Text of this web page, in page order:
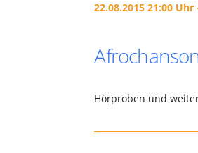
22.08.2015 21:00 Uhr
Hörproben und